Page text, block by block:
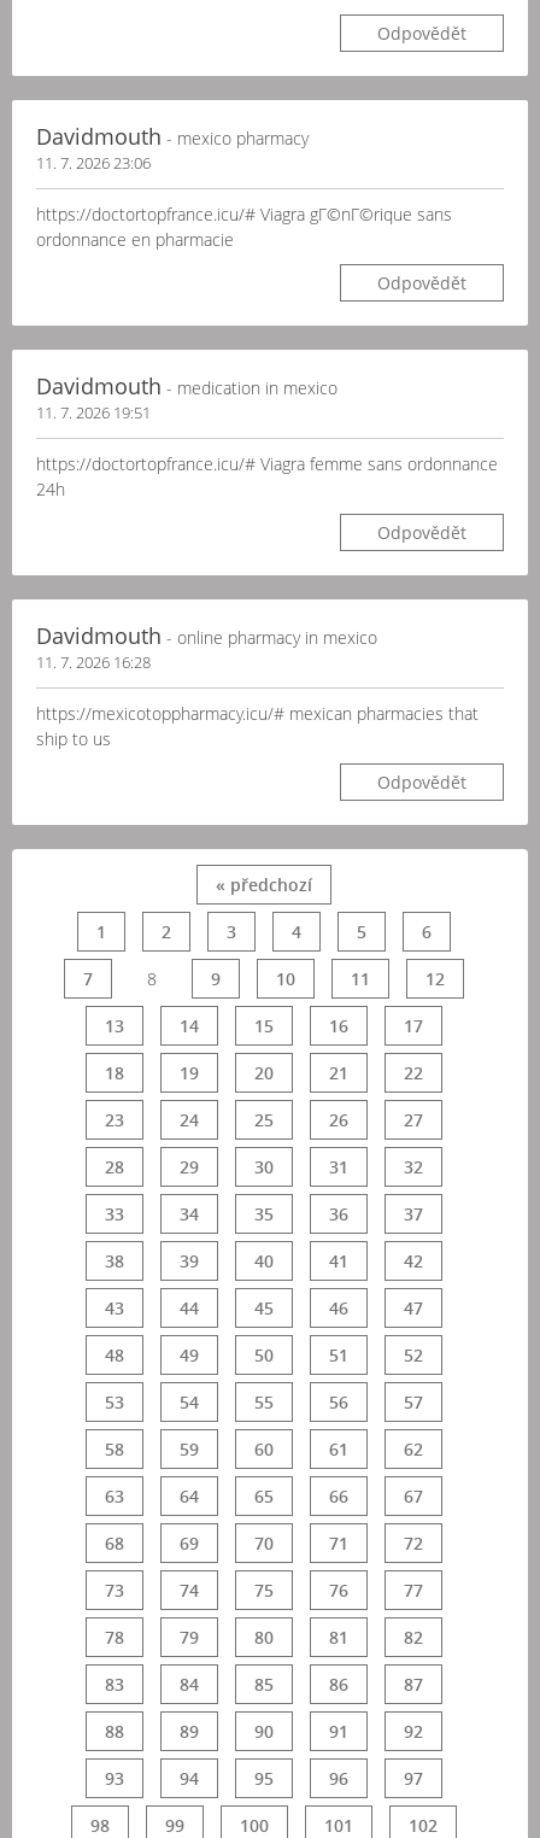
Odpovědět
Davidmouth - mexico pharmacy
11. 7. 2026 23:06
https://doctortopfrance.icu/# Viagra gГ©nГ©rique sans
ordonnance en pharmacie
Odpovědět
Davidmouth - medication in mexico
11. 7. 2026 19:51
https://doctortopfrance.icu/# Viagra femme sans ordonnance
24h
Odpovědět
Davidmouth - online pharmacy in mexico
11. 7. 2026 16:28
https://mexicotoppharmacy.icu/# mexican pharmacies that
ship to us
Odpovědět
« předchozí
1 2 3 4 5 6
7 8 9 10 11 12
13 14 15 16 17
18 19 20 21 22
23 24 25 26 27
28 29 30 31 32
33 34 35 36 37
38 39 40 41 42
43 44 45 46 47
48 49 50 51 52
53 54 55 56 57
58 59 60 61 62
63 64 65 66 67
68 69 70 71 72
73 74 75 76 77
78 79 80 81 82
83 84 85 86 87
88 89 90 91 92
93 94 95 96 97
98 99 100 101 102